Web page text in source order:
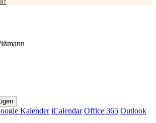
Kalender iCalendar Office 365 Outlook